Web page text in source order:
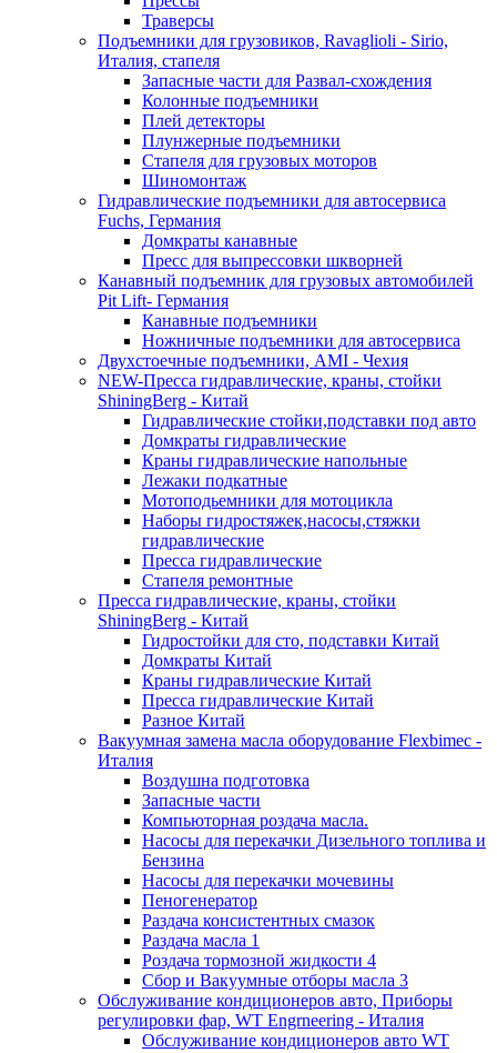
Траверсы
Подъемники для грузовиков, Ravaglioli - Sirio,
Италия, стапеля
Запасные части для Развал-схождения
Колонные подъемники
Плей детекторы
Плунжерные подъемники
Стапеля для грузовых моторов
Шиномонтаж
Гидравлические подъемники для автосервиса
Fuchs, Германия
Домкраты канавные
Пресс для выпрессовки шкворней
Канавный подъемник для грузовых автомобилей
Pit Lift- Германия
Канавные подъемники
Ножничные подъемники для автосервиса
Двухстоечные подъемники, АМІ - Чехия
NEW-Пресса гидравлические, краны, стойки
ShiningBerg - Китай
Гидравлические стойки,подставки под авто
Домкраты гидравлические
Краны гидравлические напольные
Лежаки подкатные
Мотоподьемники для мотоцикла
Наборы гидростяжек,насосы,стяжки
гидравлические
Пресса гидравлические
Стапеля ремонтные
Пресса гидравлические, краны, стойки
ShiningBerg - Китай
Гидростойки для сто, подставки Китай
Домкраты Китай
Краны гидравлические Китай
Пресса гидравлические Китай
Разное Китай
Вакуумная замена масла оборудование Flexbimeс -
Италия
Воздушна подготовка
Запасные части
Компьюторная роздача масла.
Насосы для перекачки Дизельного топлива и
Бензина
Насосы для перекачки мочевины
Пеногенератор
Раздача консистентных смазок
Раздача масла 1
Роздача тормозной жидкости 4
Сбор и Вакуумные отборы масла 3
Обслуживание кондиционеров авто, Приборы
регулировки фар, WT Engrneering - Италия
Обслуживание кондиционеров авто WT